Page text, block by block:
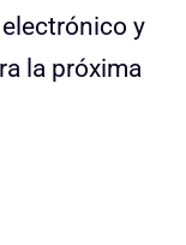
y
la próxima